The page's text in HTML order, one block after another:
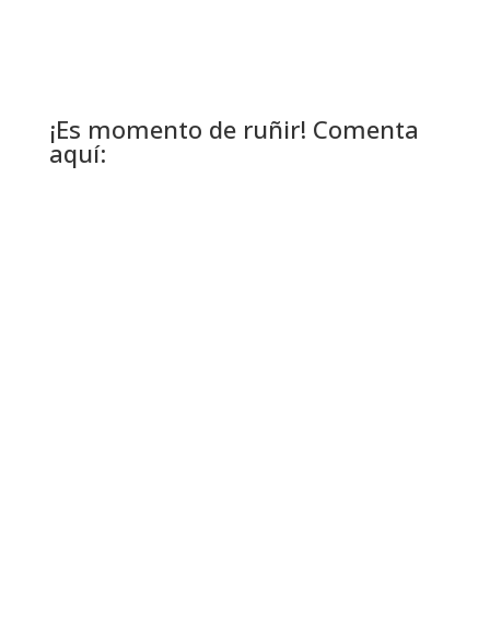
¡Es momento de ruñir! Comenta
aquí: